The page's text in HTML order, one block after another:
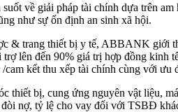
về giải pháp tài chính dựa trên
như sự ổn định an sinh xã hội.
& trang thiết bị y tế, ABBANK giới
lên đến 90% giá trị hợp đồng
kết thu xếp tài chính cùng với ưu
thiết bị, cung ứng nguyên vật liệu,
nợ, tỷ lệ cho vay đối với TSBĐ